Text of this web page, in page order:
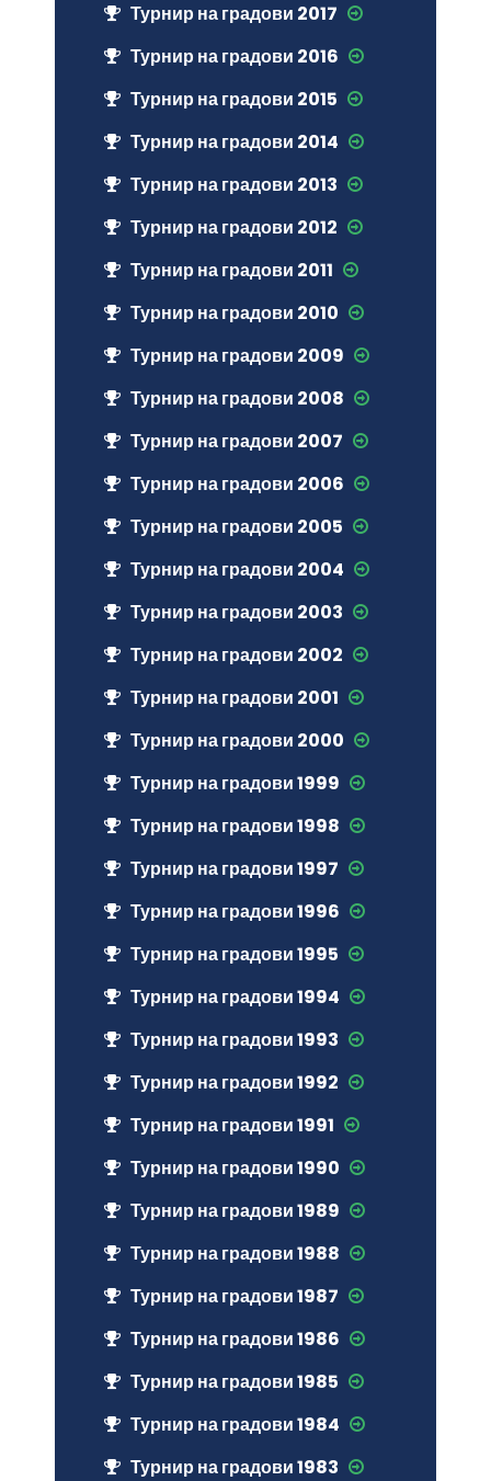
Турнир на градови 2017
Турнир на градови 2016
Турнир на градови 2015
Турнир на градови 2014
Турнир на градови 2013
Турнир на градови 2012
Турнир на градови 2011
Турнир на градови 2010
Турнир на градови 2009
Турнир на градови 2008
Турнир на градови 2007
Турнир на градови 2006
Турнир на градови 2005
Турнир на градови 2004
Турнир на градови 2003
Турнир на градови 2002
Турнир на градови 2001
Турнир на градови 2000
Турнир на градови 1999
Турнир на градови 1998
Турнир на градови 1997
Турнир на градови 1996
Турнир на градови 1995
Турнир на градови 1994
Турнир на градови 1993
Турнир на градови 1992
Турнир на градови 1991
Турнир на градови 1990
Турнир на градови 1989
Турнир на градови 1988
Турнир на градови 1987
Турнир на градови 1986
Турнир на градови 1985
Турнир на градови 1984
Турнир на градови 1983